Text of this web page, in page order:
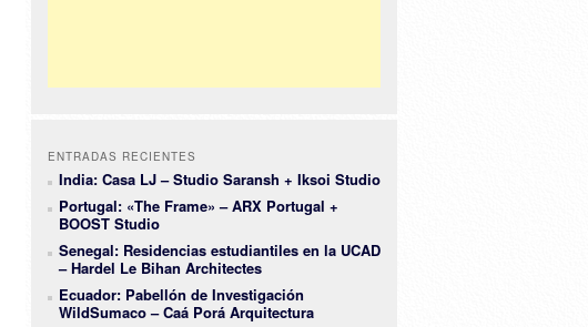
ENTRADAS RECIENTES
India: Casa LJ – Studio Saransh + Iksoi Studio
Portugal: «The Frame» – ARX Portugal +
BOOST Studio
Senegal: Residencias estudiantiles en la UCAD
– Hardel Le Bihan Architectes
Ecuador: Pabellón de Investigación
WildSumaco – Caá Porá Arquitectura